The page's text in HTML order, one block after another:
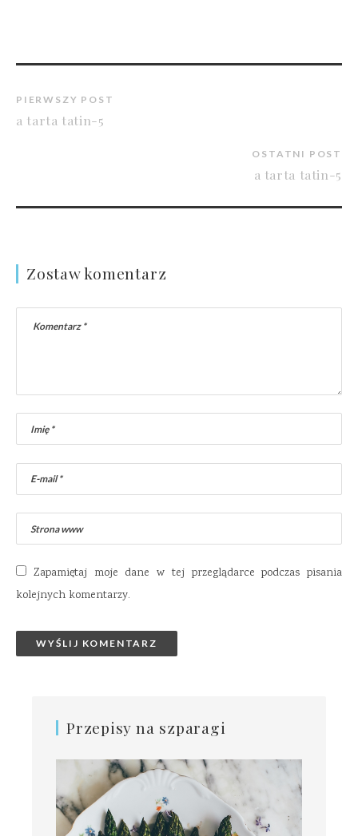
PIERWSZY POST
a tarta tatin-5
OSTATNI POST
a tarta tatin-5
Zostaw komentarz
Zapamiętaj moje dane w tej przeglądarce podczas pisania
kolejnych komentarzy.
Przepisy na szparagi